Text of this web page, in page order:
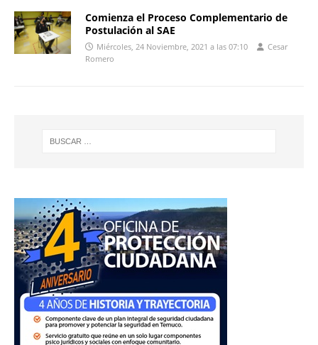
Comienza el Proceso Complementario de
Postulación al SAE
Miércoles, 24 Noviembre, 2021 a las 07:10
Cesar
Romero